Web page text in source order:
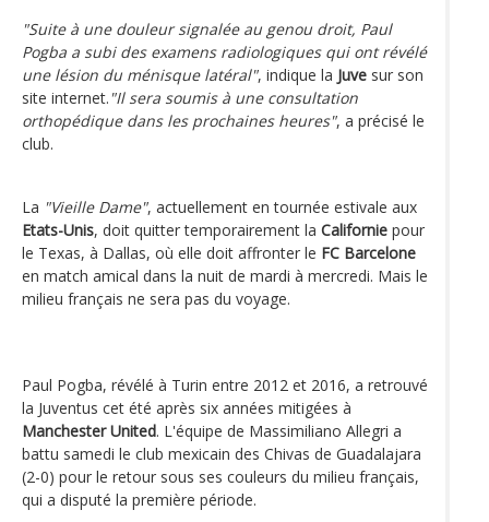
"Suite à une douleur signalée au genou droit, Paul
Pogba a subi des examens radiologiques qui ont révélé
une lésion du ménisque latéral", indique la Juve sur son
site internet. "Il sera soumis à une consultation
orthopédique dans les prochaines heures", a précisé le
club.
La "Vieille Dame", actuellement en tournée estivale aux
Etats-Unis, doit quitter temporairement la Californie pour
le Texas, à Dallas, où elle doit affronter le FC Barcelone
en match amical dans la nuit de mardi à mercredi. Mais le
milieu français ne sera pas du voyage.
Paul Pogba, révélé à Turin entre 2012 et 2016, a retrouvé
la Juventus cet été après six années mitigées à
Manchester United. L'équipe de Massimiliano Allegri a
battu samedi le club mexicain des Chivas de Guadalajara
(2-0) pour le retour sous ses couleurs du milieu français,
qui a disputé la première période.